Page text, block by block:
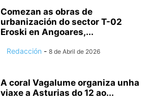
Comezan as obras de
urbanización do sector T-02
Eroski en Angoares,...
Redacción - 8 de Abril de 2026
A coral Vagalume organiza unha
viaxe a Asturias do 12 ao...